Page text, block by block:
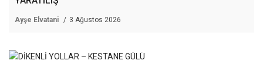
Ayşe Elvatani 3 Ağustos 2026